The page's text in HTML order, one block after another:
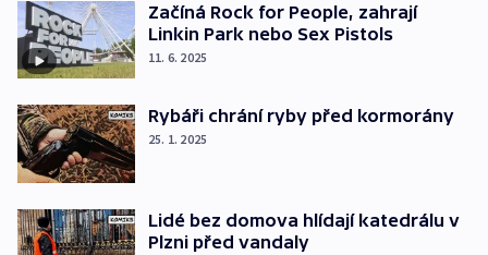
Začíná Rock for People, zahrají
Linkin Park nebo Sex Pistols
11. 6. 2025
Rybáři chrání ryby před kormorány
25. 1. 2025
Lidé bez domova hlídají katedrálu v
Plzni před vandaly